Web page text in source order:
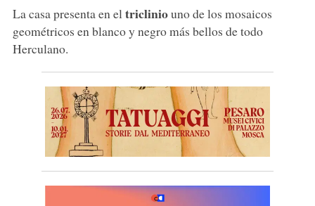
La casa presenta en el tricliniouno de los mosaicos
geométricos en blanco y negro más bellos de todo
Herculano.